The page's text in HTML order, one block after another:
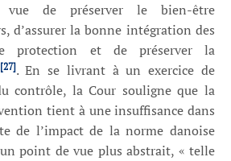
vue de préserver le bien-être
d’assurer la bonne intégration des
protection et de préserver la
[27]. En se livrant à un exercice de
contrôle, la Cour souligne que la
tient à une insuffisance dans
de l’impact de la norme danoise
point de vue plus abstrait, « telle